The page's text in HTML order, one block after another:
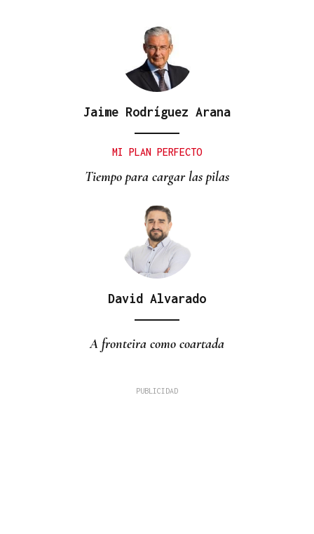
Jaime Rodríguez Arana
MI PLAN PERFECTO
Tiempo para cargar las pilas
David Alvarado
A fronteira como coartada